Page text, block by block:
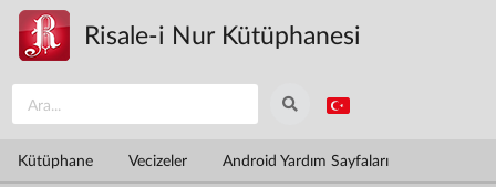
Ana içeriğe atla
Risale-i Nur Kütüphanesi
Kütüphane Vecizeler Android Yardım Sayfaları